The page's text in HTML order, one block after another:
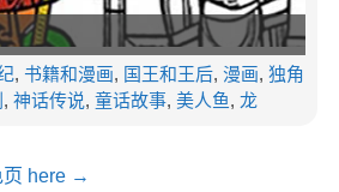
, 书籍和漫画, 国王和王后, 漫画, 独角
, 神话传说, 童话故事, 美人鱼, 龙
页 here →